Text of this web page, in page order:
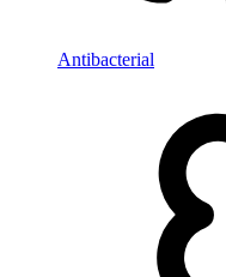
Antibacterial